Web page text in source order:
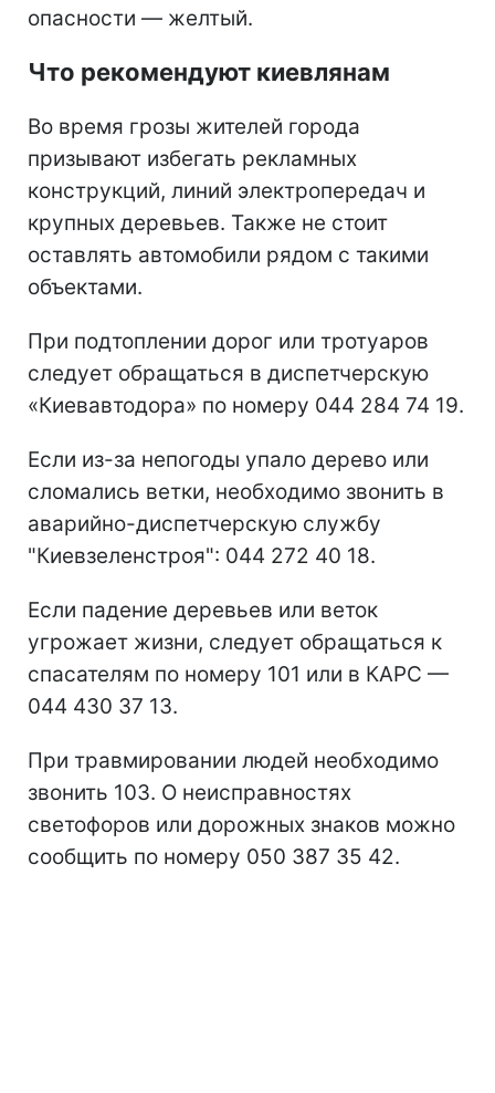
опасности — желтый.
Что рекомендуют киевлянам
Во время грозы жителей города
призывают избегать рекламных
конструкций, линий электропередач и
крупных деревьев. Также не стоит
оставлять автомобили рядом с такими
объектами.
При подтоплении дорог или тротуаров
следует обращаться в диспетчерскую
«Киевавтодора» по номеру 044 284 74 19.
Если из-за непогоды упало дерево или
сломались ветки, необходимо звонить в
аварийно-диспетчерскую службу
"Киевзеленстроя": 044 272 40 18.
Если падение деревьев или веток
угрожает жизни, следует обращаться к
спасателям по номеру 101 или в КАРС —
044 430 37 13.
При травмировании людей необходимо
звонить 103. О неисправностях
светофоров или дорожных знаков можно
сообщить по номеру 050 387 35 42.